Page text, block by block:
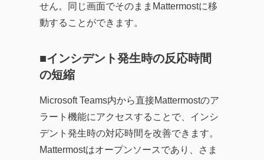
せん。同じ画面でそのままMattermostに移
動することができます。
■インシデント発生時の反応時間
の短縮
Microsoft Teams内から直接Mattermostのア
ラート機能にアクセスすることで、インシ
デント発生時の対応時間を改善できます。
Mattermostはオープンソースであり、さま